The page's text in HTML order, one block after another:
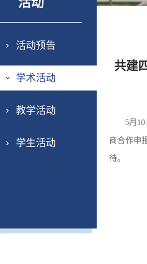
活动预告
学术活动
教学活动
学生活动
共建
5月
商合作申
待。